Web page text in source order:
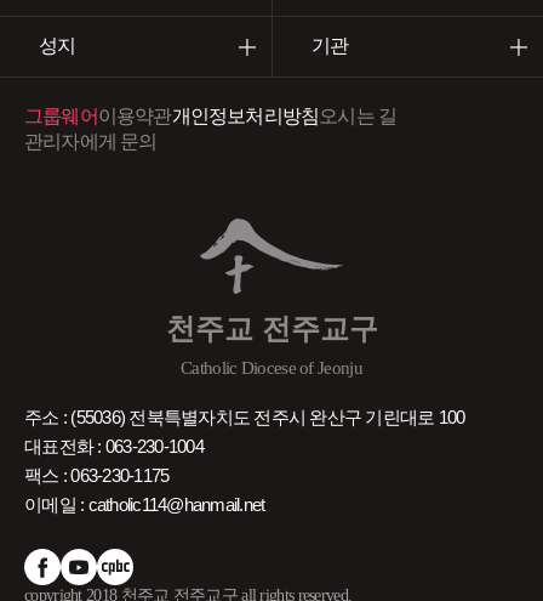
성지 기관
천주교 전주교구
Catholic Diocese of Jeonju
그룹웨어이용약관개인정보처리방침오시는 길
관리자에게 문의
주소 : (55036) 전북특별자치도 전주시 완산구 기린대로 100
대표전화 : 063-230-1004
팩스 : 063-230-1175
이메일 : catholic114@hanmail.net
copyright 2018 천주교 전주교구 all rights reserved.